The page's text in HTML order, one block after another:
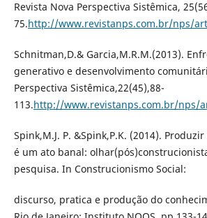
Revista Nova Perspectiva Sistêmica,
75.http://www.revistanps.com.br/nps/
Schnitman,D.& Garcia,M.R.M.(2013).
generativo e desenvolvimento
Perspectiva Sistêmica,22(45),88-
113.http://www.revistanps.com.br/nps/
Spink,M.J. P. &Spink,P.K. (2014).
é um ato banal:
pesquisa. In Construcionismo Social:
discurso, pratica e produção do